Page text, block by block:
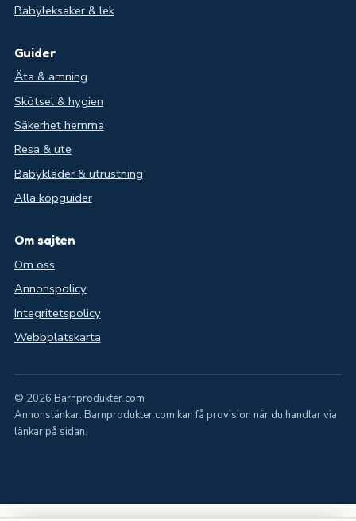
Babyleksaker & lek
Guider
Äta & amning
Skötsel & hygien
Säkerhet hemma
Resa & ute
Babykläder & utrustning
Alla köpguider
Om sajten
Om oss
Annonspolicy
Integritetspolicy
Webbplatskarta
© 2026 Barnprodukter.com
Annonslänkar: Barnprodukter.com kan få provision när du handlar via
länkar på sidan.